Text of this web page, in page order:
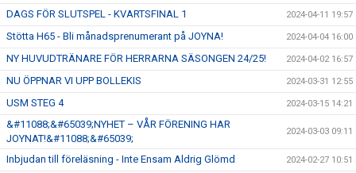
DAGS FÖR SLUTSPEL - KVARTSFINAL 1 2024-04-11 19:57
Stötta H65 - Bli månadsprenumerant på JOYNA! 2024-04-04 16:00
NY HUVUDTRÄNARE FÖR HERRARNA SÄSONGEN 24/25! 2024-04-02 16:57
NU ÖPPNAR VI UPP BOLLEKIS 2024-03-31 12:55
USM STEG 4 2024-03-15 14:21
&#11088;&#65039;NYHET – VÅR FÖRENING HAR
JOYNAT!&#11088;&#65039;
2024-03-03 09:11
Inbjudan till föreläsning - Inte Ensam Aldrig Glömd 2024-02-27 10:51